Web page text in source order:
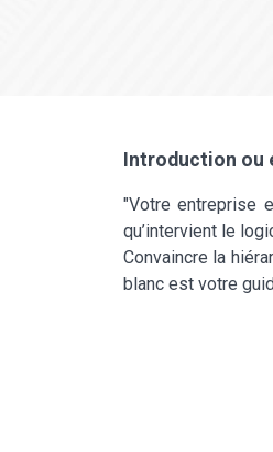
Introduction ou
"Votre entreprise
qu’intervient le
Convaincre la
blanc est votre